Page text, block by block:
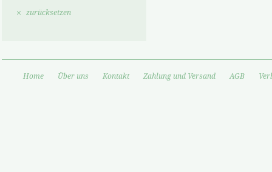
zurücksetzen
Home Über uns Kontakt Zahlung und Versand AGB